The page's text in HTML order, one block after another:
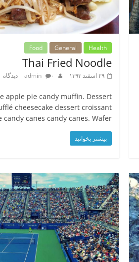
Food General Health
Thai Fried Noodle
۲۹ اسفند ۱۳۹۳ admin ۰ دیدگاه
apple pie candy muffin. Dessert
cheesecake dessert croissant
candy canes candy canes. Wafer
بیشتر بخوانید